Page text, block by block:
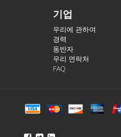
기업
우리에 관하여
경력
동반자
우리 연락처
FAQ